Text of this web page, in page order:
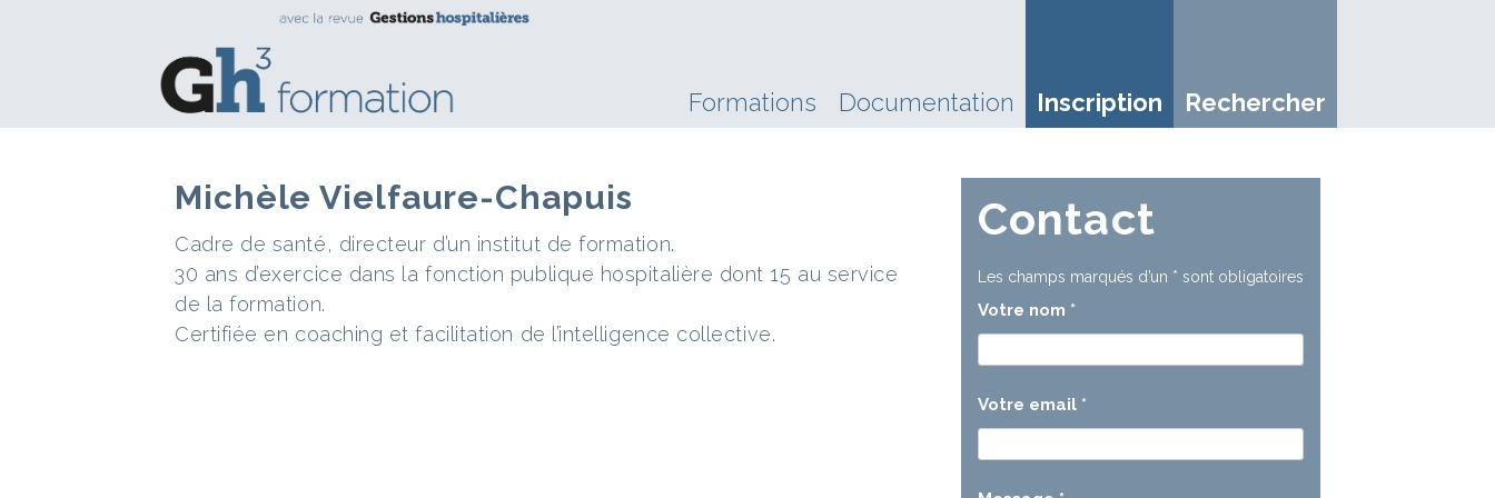
Formations Documentation Inscription Rechercher
Michèle Vielfaure-Chapuis
Cadre de santé, directeur d’un institut de formation.
30 ans d’exercice dans la fonction publique hospitalière dont 15 au service
de la formation.
Certifiée en coaching et facilitation de l’intelligence collective.
Contact
Les champs marqués d’un * sont obligatoires
Votre nom *
Votre email *